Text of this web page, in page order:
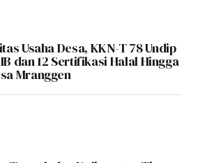
Usaha Desa, KKN-T 78 Undip
dan 12 Sertifikasi Halal Hingga
Mranggen